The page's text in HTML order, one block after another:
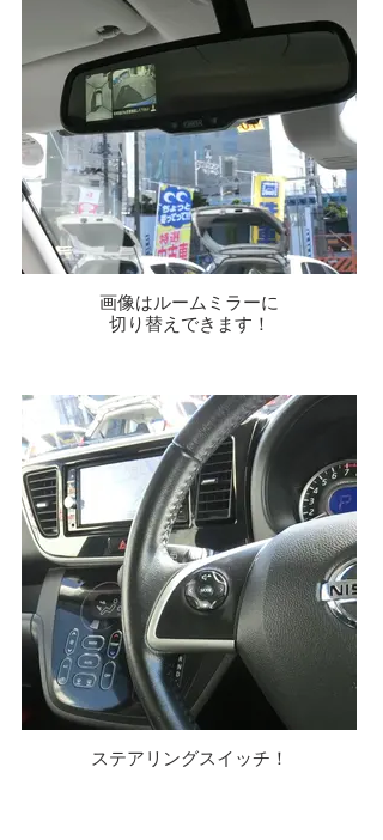
画像はルームミラーに
切り替えできます！
ステアリングスイッチ！